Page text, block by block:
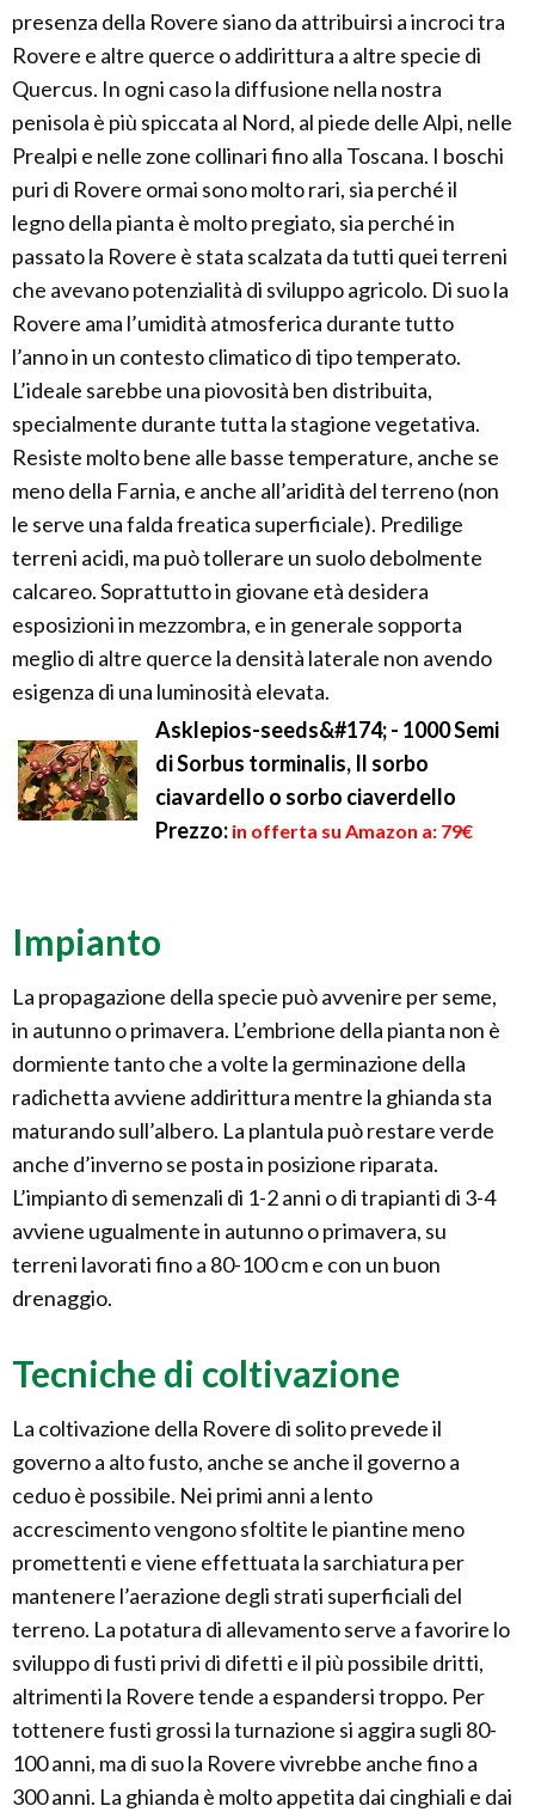
presenza della Rovere siano da attribuirsi a incroci tra
Rovere e altre querce o addirittura a altre specie di
Quercus. In ogni caso la diffusione nella nostra
penisola è più spiccata al Nord, al piede delle Alpi, nelle
Prealpi e nelle zone collinari fino alla Toscana. I boschi
puri di Rovere ormai sono molto rari, sia perché il
legno della pianta è molto pregiato, sia perché in
passato la Rovere è stata scalzata da tutti quei terreni
che avevano potenzialità di sviluppo agricolo. Di suo la
Rovere ama l’umidità atmosferica durante tutto
l’anno in un contesto climatico di tipo temperato.
L’ideale sarebbe una piovosità ben distribuita,
specialmente durante tutta la stagione vegetativa.
Resiste molto bene alle basse temperature, anche se
meno della Farnia, e anche all’aridità del terreno (non
le serve una falda freatica superficiale). Predilige
terreni acidi, ma può tollerare un suolo debolmente
calcareo. Soprattutto in giovane età desidera
esposizioni in mezzombra, e in generale sopporta
meglio di altre querce la densità laterale non avendo
esigenza di una luminosità elevata.
Asklepios-seeds&#174; - 1000 Semi
di Sorbus torminalis, Il sorbo
ciavardello o sorbo ciaverdello
Prezzo: in offerta su Amazon a: 79€
Impianto
La propagazione della specie può avvenire per seme,
in autunno o primavera. L’embrione della pianta non è
dormiente tanto che a volte la germinazione della
radichetta avviene addirittura mentre la ghianda sta
maturando sull’albero. La plantula può restare verde
anche d’inverno se posta in posizione riparata.
L’impianto di semenzali di 1-2 anni o di trapianti di 3-4
avviene ugualmente in autunno o primavera, su
terreni lavorati fino a 80-100 cm e con un buon
drenaggio.
Tecniche di coltivazione
La coltivazione della Rovere di solito prevede il
governo a alto fusto, anche se anche il governo a
ceduo è possibile. Nei primi anni a lento
accrescimento vengono sfoltite le piantine meno
promettenti e viene effettuata la sarchiatura per
mantenere l’aerazione degli strati superficiali del
terreno. La potatura di allevamento serve a favorire lo
sviluppo di fusti privi di difetti e il più possibile dritti,
altrimenti la Rovere tende a espandersi troppo. Per
tottenere fusti grossi la turnazione si aggira sugli 80-
100 anni, ma di suo la Rovere vivrebbe anche fino a
300 anni. La ghianda è molto appetita dai cinghiali e dai